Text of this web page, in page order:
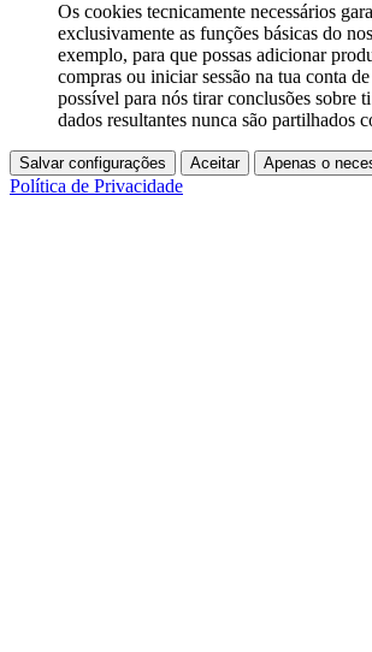
Os cookies tecnicamente necessários
exclusivamente as funções básicas do
exemplo, para que possas adicionar
compras ou iniciar sessão na tua conta
possível para nós tirar conclusões sobre
dados resultantes nunca são partilhados
Salvar configurações Aceitar Apenas o
Política de Privacidade